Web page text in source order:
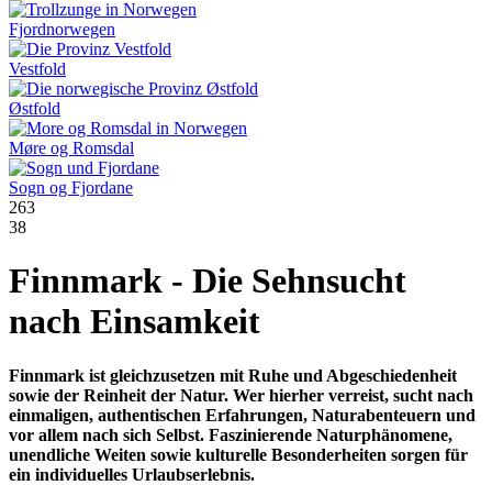
Fjordnorwegen
Vestfold
Østfold
Møre og Romsdal
Sogn og Fjordane
263
38
Finnmark - Die Sehnsucht
nach Einsamkeit
Finnmark ist gleichzusetzen mit Ruhe und Abgeschiedenheit
sowie der Reinheit der Natur. Wer hierher verreist, sucht nach
einmaligen, authentischen Erfahrungen, Naturabenteuern und
vor allem nach sich Selbst. Faszinierende Naturphänomene,
unendliche Weiten sowie kulturelle Besonderheiten sorgen für
ein individuelles Urlaubserlebnis.